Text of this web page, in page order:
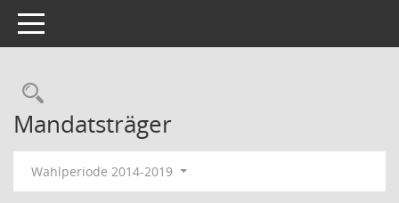
Toggle navigation
Rechercheauswahl
Mandatsträger
Wahlperiode 2014-2019